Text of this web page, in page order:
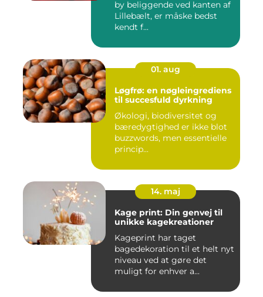
by beliggende ved kanten af
Lillebælt, er måske bedst
kendt f...
01. aug
Løgfrø: en nøgleingrediens
til succesfuld dyrkning
Økologi, biodiversitet og
bæredygtighed er ikke blot
buzzwords, men essentielle
princip...
14. maj
Kage print: Din genvej til
unikke kagekreationer
Kageprint har taget
bagedekoration til et helt nyt
niveau ved at gøre det
muligt for enhver a...